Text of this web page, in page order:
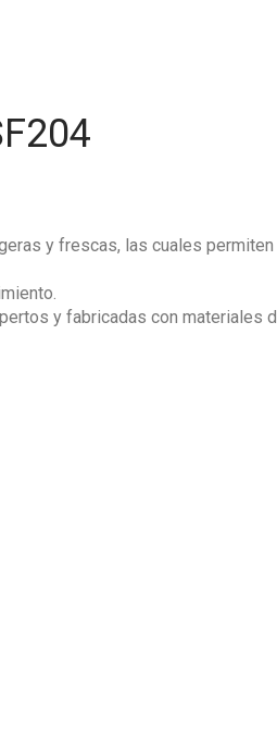
y frescas, las cuales
y fabricadas con materiales